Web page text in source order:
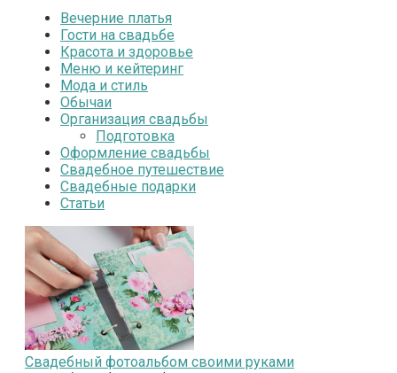
Вечерние платья
Гости на свадьбе
Красота и здоровье
Меню и кейтеринг
Мода и стиль
Обычаи
Организация свадьбы
Подготовка
Оформление свадьбы
Свадебное путешествие
Свадебные подарки
Статьи
Свадебный фотоальбом своими руками